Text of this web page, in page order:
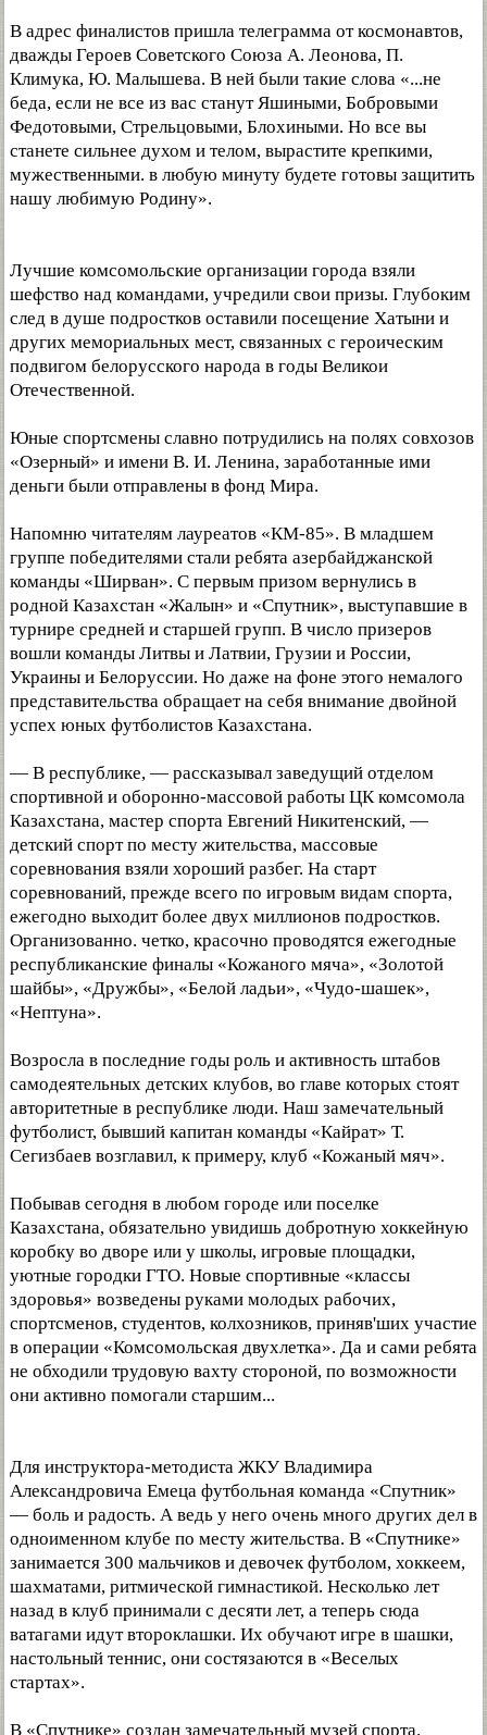
В адрес финалистов пришла телеграмма от космонавтов,
дважды Героев Советского Союза А. Леонова, П.
Климука, Ю. Малышева. В ней были такие слова «...не
беда, если не все из вас станут Яшиными, Бобровыми
Федотовыми, Стрельцовыми, Блохиными. Но все вы
станете сильнее духом и телом, вырастите крепкими,
мужественными. в любую минуту будете готовы защитить
нашу любимую Родину».
Лучшие комсомольские организации города взяли
шефство над командами, учредили свои призы. Глубоким
след в душе подростков оставили посещение Хатыни и
других мемориальных мест, связанных с героическим
подвигом белорусского народа в годы Великои
Отечественной.
Юные спортсмены славно потрудились на полях совхозов
«Озерный» и имени В. И. Ленина, заработанные ими
деньги были отправлены в фонд Мира.
Напомню читателям лауреатов «КМ-85». В младшем
группе победителями стали ребята азербайджанской
команды «Ширван». С первым призом вернулись в
родной Казахстан «Жалын» и «Спутник», выступавшие в
турнире средней и старшей групп. В число призеров
вошли команды Литвы и Латвии, Грузии и России,
Украины и Белоруссии. Но даже на фоне этого немалого
представительства обращает на себя внимание двойной
успех юных футболистов Казахстана.
— В республике, — рассказывал заведущий отделом
спортивной и оборонно-массовой работы ЦК комсомола
Казахстана, мастер спорта Евгений Никитенский, —
детский спорт по месту жительства, массовые
соревнования взяли хороший разбег. На старт
соревнований, прежде всего по игровым видам спорта,
ежегодно выходит более двух миллионов подростков.
Организованно. четко, красочно проводятся ежегодные
республиканские финалы «Кожаного мяча», «Золотой
шайбы», «Дружбы», «Белой ладьи», «Чудо-шашек»,
«Нептуна».
Возросла в последние годы роль и активность штабов
самодеятельных детских клубов, во главе которых стоят
авторитетные в республике люди. Наш замечательный
футболист, бывший капитан команды «Кайрат» Т.
Сегизбаев возглавил, к примеру, клуб «Кожаный мяч».
Побывав сегодня в любом городе или поселке
Казахстана, обязательно увидишь добротную хоккейную
коробку во дворе или у школы, игровые площадки,
уютные городки ГТО. Новые спортивные «классы
здоровья» возведены руками молодых рабочих,
спортсменов, студентов, колхозников, приняв'ших участие
в операции «Комсомольская двухлетка». Да и сами ребята
не обходили трудовую вахту стороной, по возможности
они активно помогали старшим...
Для инструктора-методиста ЖКУ Владимира
Александровича Емеца футбольная команда «Спутник»
— боль и радость. А ведь у него очень много других дел в
одноименном клубе по месту жительства. В «Спутнике»
занимается 300 мальчиков и девочек футболом, хоккеем,
шахматами, ритмической гимнастикой. Несколько лет
назад в клуб принимали с десяти лет, а теперь сюда
ватагами идут второклашки. Их обучают игре в шашки,
настольный теннис, они состязаются в «Веселых
стартах».
В «Спутнике» создан замечательный музей спорта.